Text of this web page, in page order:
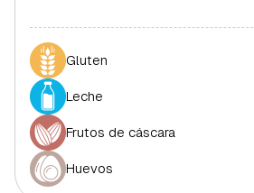
Gluten
Leche
Frutos de cáscara
Huevos